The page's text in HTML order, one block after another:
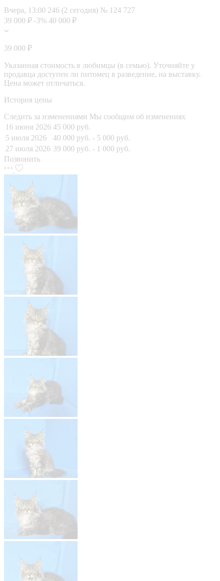
Вчера, 13:00 246 (2 сегодня) № 124 727
39 000 ₽ -3% 40 000 ₽
39 000 ₽
Указанная стоимость в любимцы (в семью). Уточняйте у
продавца доступен ли питомец в разведение, на выставку.
Цена может отличаться.
История цены
Следить за изменениями Мы сообщим об изменениях
16 июня 2026 45 000 руб.
5 июля 2026
40 000 руб. - 5 000 руб.
27 июля 2026 39 000 руб. - 1 000 руб.
Позвонить